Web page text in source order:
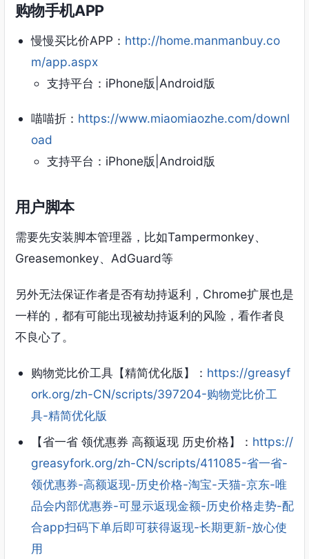
购物手机APP
慢慢买比价APP： http://home.manmanbuy.co
m/app.aspx
支持平台：iPhone版|Android版
喵喵折： https://www.miaomiaozhe.com/downl
oad
支持平台：iPhone版|Android版
用户脚本
需要先安装脚本管理器，比如Tampermonkey、
Greasemonkey、AdGuard等
另外无法保证作者是否有劫持返利，Chrome扩展也是
一样的，都有可能出现被劫持返利的风险，看作者良
不良心了。
购物党比价工具【精简优化版】： https://greasyf
ork.org/zh-CN/scripts/397204-购物党比价工
具-精简优化版
【省一省 领优惠券 高额返现 历史价格】： https://
greasyfork.org/zh-CN/scripts/411085-省一省-
领优惠券-高额返现-历史价格-淘宝-天猫-京东-唯
品会内部优惠券-可显示返现金额-历史价格走势-配
合app扫码下单后即可获得返现-长期更新-放心使
用